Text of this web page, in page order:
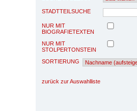
STADTTEILSUCHE
NUR MIT
BIOGRAFIETEXTEN
NUR MIT
STOLPERTONSTEIN
SORTIERUNG
zurück zur Auswahlliste